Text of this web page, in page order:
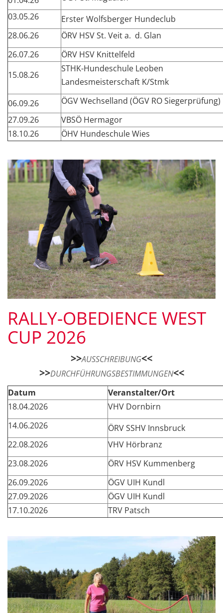
03.05.26
Erster Wolfsberger Hundeclub
28.06.26
ÖRV HSV St. Veit a. d. Glan
26.07.26
ÖRV HSV Knittelfeld
15.08.26
STHK-Hundeschule Leoben
Landesmeisterschaft K/Stmk
06.09.26
ÖGV Wechselland (ÖGV RO Siegerprüfung)
27.09.26
VBSÖ Hermagor
18.10.26
ÖHV Hundeschule Wies
RALLY-OBEDIENCE WEST
CUP 2026
>>AUSSCHREIBUNG<<
>>DURCHFÜHRUNGSBESTIMMUNGEN<<
Datum
Veranstalter/Ort
18.04.2026
VHV Dornbirn
14.06.2026
ÖRV SSHV Innsbruck
22.08.2026
VHV Hörbranz
23.08.2026
ÖRV HSV Kummenberg
26.09.2026
ÖGV UIH Kundl
27.09.2026
ÖGV UIH Kundl
17.10.2026
TRV Patsch